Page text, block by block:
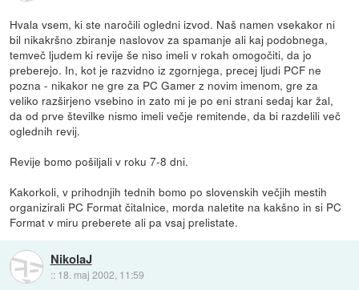
Hvala vsem, ki ste naročili ogledni izvod. Naš namen vsekakor ni
bil nikakršno zbiranje naslovov za spamanje ali kaj podobnega,
temveč ljudem ki revije še niso imeli v rokah omogočiti, da jo
preberejo. In, kot je razvidno iz zgornjega, precej ljudi PCF ne
pozna - nikakor ne gre za PC Gamer z novim imenom, gre za
veliko razširjeno vsebino in zato mi je po eni strani sedaj kar žal,
da od prve številke nismo imeli večje remitende, da bi razdelili več
oglednih revij.
Revije bomo pošiljali v roku 7-8 dni.
Kakorkoli, v prihodnjih tednih bomo po slovenskih večjih mestih
organizirali PC Format čitalnice, morda naletite na kakšno in si PC
Format v miru preberete ali pa vsaj prelistate.
NikolaJ
:: 18. maj 2002, 11:59